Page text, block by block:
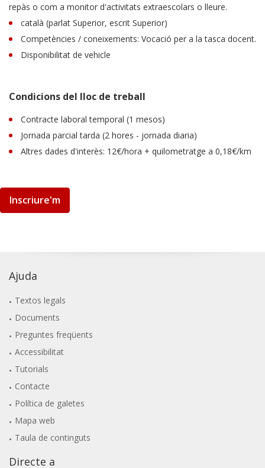
repàs o com a monitor d'activitats extraescolars o lleure.
català (parlat Superior, escrit Superior)
Competències / coneixements: Vocació per a la tasca docent.
Disponibilitat de vehicle
Condicions del lloc de treball
Contracte laboral temporal (1 mesos)
Jornada parcial tarda (2 hores - jornada diaria)
Altres dades d'interès: 12€/hora + quilometratge a 0,18€/km
Inscriure'm
Ajuda
Textos legals
Documents
Preguntes freqüents
Accessibilitat
Tutorials
Contacte
Política de galetes
Mapa web
Taula de continguts
Directe a